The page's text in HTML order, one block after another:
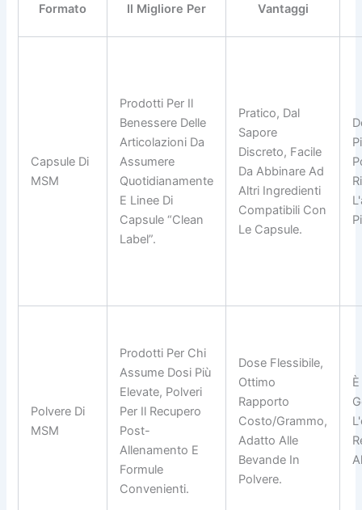
Formato Il Migliore Per Vantaggi
Capsule Di
MSM
Prodotti Per Il
Benessere Delle
Articolazioni Da
Assumere
Quotidianamente
E Linee Di
Capsule “clean
Label”.
Pratico, Dal
Sapore
Discreto, Facile
Da Abbinare Ad
Altri Ingredienti
Compatibili Con
Le Capsule.
Polvere Di
MSM
Prodotti Per Chi
Assume Dosi Più
Elevate, Polveri
Per Il Recupero
Post-
Allenamento E
Formule
Convenienti.
Dose Flessibile,
Ottimo
Rapporto
Costo/grammo,
Adatto Alle
Bevande In
Polvere.